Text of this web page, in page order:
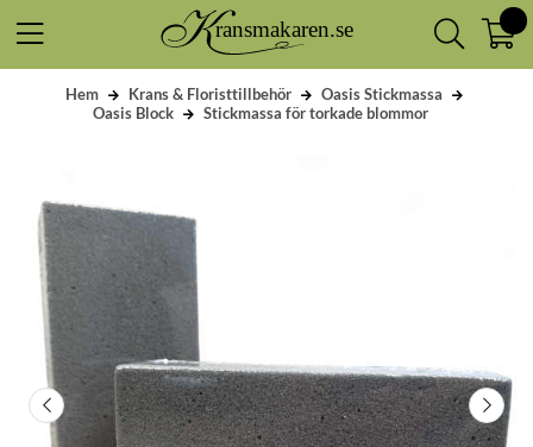
Hem Krans & Floristtillbehör
Oasis Stickmassa
Oasis Block
Stickmassa för torkade blommor